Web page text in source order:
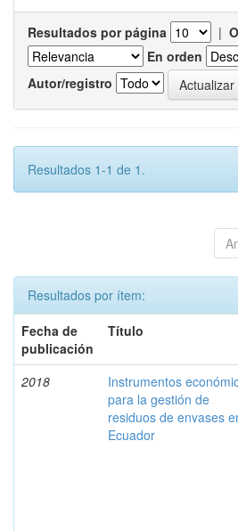
Resultados por página |
En orden
Autor/registro
Resultados 1-1 de 1.
Resultados por ítem:
Fecha de
publicación
Título
2018
Instrumentos
para la gestión de
residuos de envases
Ecuador